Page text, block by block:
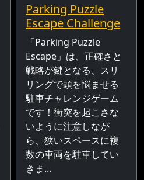
Parking Puzzle
Escape Challenge
「Parking Puzzle
Escape」は、正確さと
戦略が鍵となる、スリ
リングで頭を悩ませる
駐車チャレンジゲーム
です！衝突を起こさな
いように注意しなが
ら、狭いスペースに複
数の車両を駐車してい
きま...